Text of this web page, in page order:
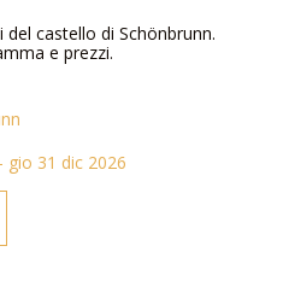
castello di Schönbrunn.
e prezzi.
gio 31 dic 2026